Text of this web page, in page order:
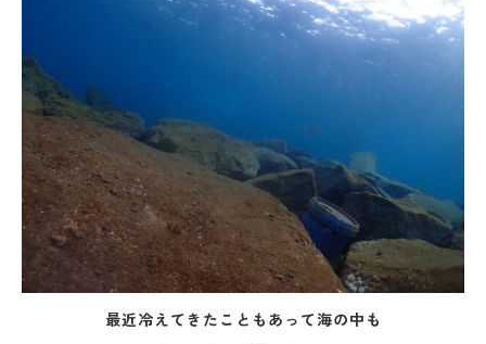
最近冷えてきたこともあって海の中も